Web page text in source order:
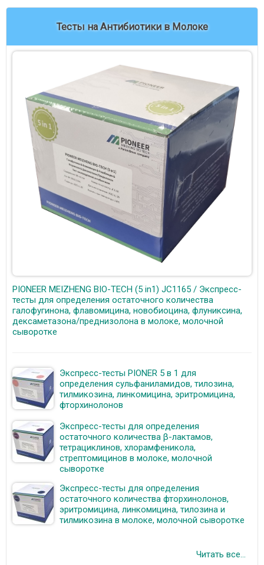
Тесты на Антибиотики в Молоке
PIONEER MEIZHENG BIO-TECH (5 in1) JC1165 / Экспресс-
тесты для определения остаточного количества
галофугинона, флавомицина, новобиоцина, флуниксина,
дексаметазона/преднизолона в молоке, молочной
сыворотке
Экспресс-тесты PIONER 5 в 1 для
определения сульфаниламидов, тилозина,
тилмикозина, линкомицина, эритромицина,
фторхинолонов
Экспресс-тесты для определения
остаточного количества β-лактамов,
тетрациклинов, хлорамфеникола,
стрептомицинов в молоке, молочной
сыворотке
Экспресс-тесты для определения
остаточного количества фторхинолонов,
эритромицина, линкомицина, тилозина и
тилмикозина в молоке, молочной сыворотке
Читать все...